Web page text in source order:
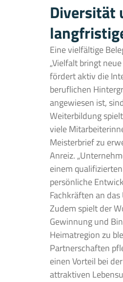
Diversität
Eine vielfältige
„Vielfalt bringt
fördert aktiv die
beruflichen
angewiesen ist,
Weiterbildung
viele
Meisterbrief zu
Anreiz.
einem
persönliche
Fachkräften an
Zudem spielt der
Gewinnung und
Heimatregion zu
Partnerschaften
einen Vorteil bei
attraktiven